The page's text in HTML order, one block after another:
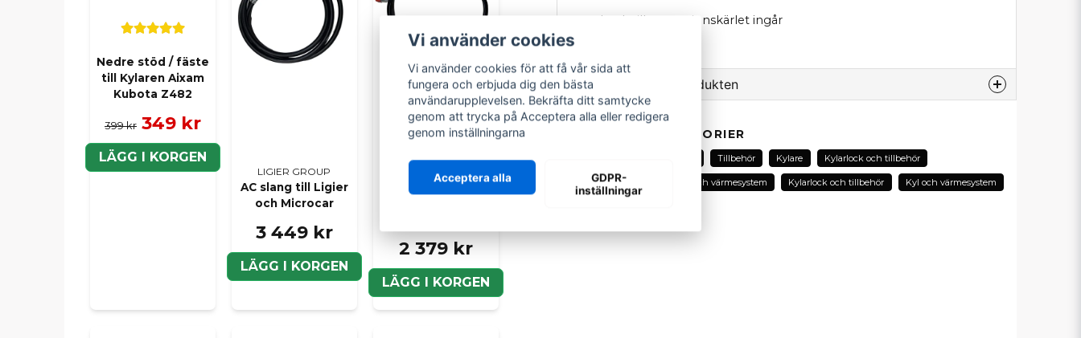
Nedre stöd / fäste
till Kylaren Aixam
Kubota Z482
399 kr 349 kr
LÄGG I KORGEN
LIGIER GROUP
AC slang till Ligier
och Microcar
3 449 kr
LÄGG I KORGEN
LIGIER GROUP
AC slang till Ligier
2 379 kr
LÄGG I KORGEN
: Lock till expansionskärlet ingår
OEM
Ställ en fråga om produkten
question
Fråga oss om denna produkt...
RELATERADE KATEGORIER
Tillbehör Kylare Kylarlock och tillbehör
Kyl och värmesystem Kyl och värmesystem Kylarlock och tillbehör Kyl och värmesystem
Vi använder cookies
Vi använder cookies för att få vår sida att
fungera och erbjuda dig den bästa
användarupplevelsen. Bekräfta ditt samtycke
genom att trycka på Acceptera alla eller redigera
genom inställningarna
Acceptera alla
GDPR-
inställningar